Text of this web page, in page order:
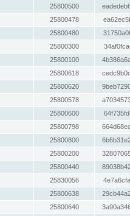
25800500
25800478
25800480
25800300
25800100
25800618
25800620
25800578
25800600
25800798
25800800
25800200
25800440
25830056
25800638
25800640